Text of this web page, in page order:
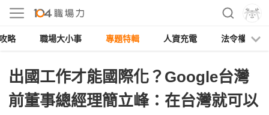
略 職場大小事 專題特輯 人資充電 法令權益
出國工作才能國際化？Google台灣
前董事總經理簡立峰：在台灣就可以